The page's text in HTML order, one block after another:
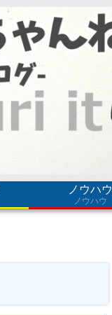
ノウハウ
ノウハウ